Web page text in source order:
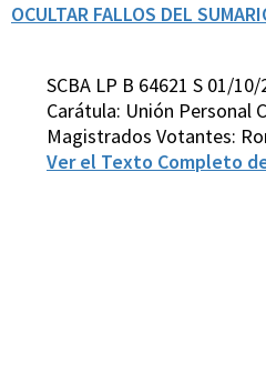
OCULTAR FALLOS DEL
SCBA LP B 64621 S 01/
Carátula: Unión Personal
Magistrados Votantes:
Ver el Texto Completo